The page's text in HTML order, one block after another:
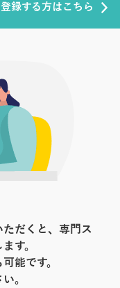
録する方はこちら
だくと、専門ス
す。
能です。
。